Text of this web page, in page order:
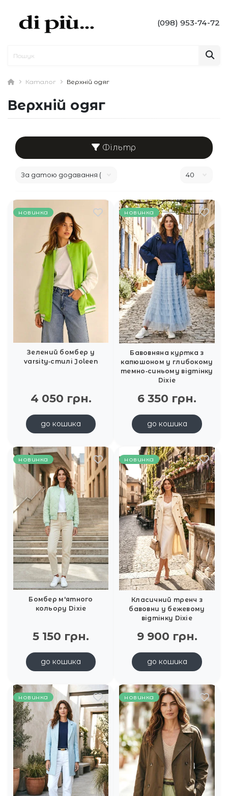
(098) 953-74-72
Каталог Верхній одяг
Верхній одяг
Фільтр
новинка
Зелений бомбер у
varsity‑стилі Joleen
4 050 грн.
до кошика
новинка
Бавовняна куртка з
капюшоном у глибокому
темно‑синьому відтінку
Dixie
6 350 грн.
до кошика
новинка
Бомбер м'ятного
кольору Dixie
5 150 грн.
до кошика
новинка
Класичний тренч з
бавовни у бежевому
відтінку Dixie
9 900 грн.
до кошика
новинка новинка